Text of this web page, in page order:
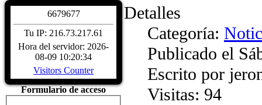
6679677
Tu IP: 216.73.217.61
Hora del servidor: 2026-
08-09 10:20:34
Visitors Counter
Formulario de acceso
DE LORCA
CALENDARIO DE
Read More...
Biografía Juan
Sábado, 04 Diciembre
Juan Sebastián de Elcano nació en
provincia de Guipúzcoa, hacia
comerciante, participó en la
Características del
Detalles
Categoría:
Publicado el
Escrito por
Visitas: 94